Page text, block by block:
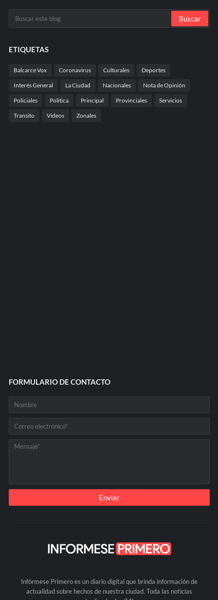
ETIQUETAS
Balcarce Vox Coronavirus Culturales Deportes
Interés General La Ciudad Nacionales Nota de Opinión
Policiales Politica Principal Provinciales Servicios
Transito Videos Zonales
FORMULARIO DE CONTACTO
Infórmese Primero es un diario digital que brinda información de
actualidad sobre hechos de nuestra ciudad. Toda las noticias